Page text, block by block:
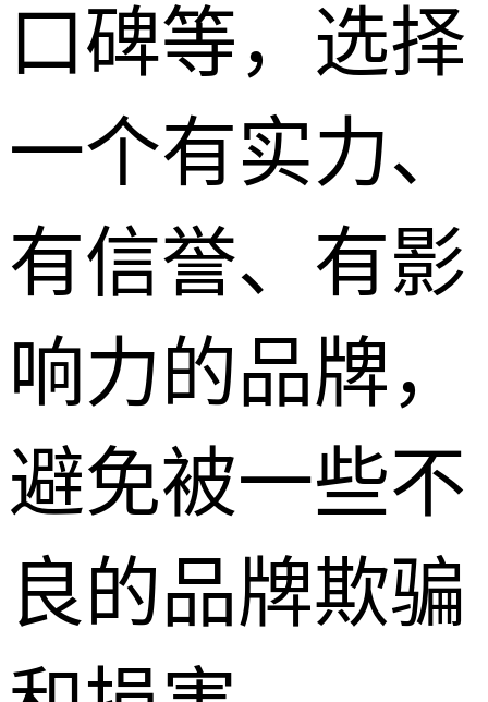
口碑等，选择
一个有实力、
有信誉、有影
响力的品牌，
避免被一些不
良的品牌欺骗